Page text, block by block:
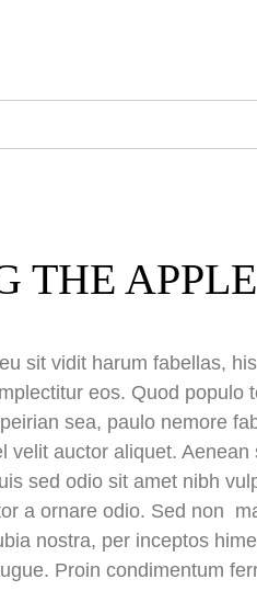
THE APPLE
sit vidit harum fabellas,
eos. Quod
sea, paulo nemore
velit auctor aliquet.
sed odio sit amet nibh
a ornare odio. Sed non
nostra, per inceptos
Proin condimentum